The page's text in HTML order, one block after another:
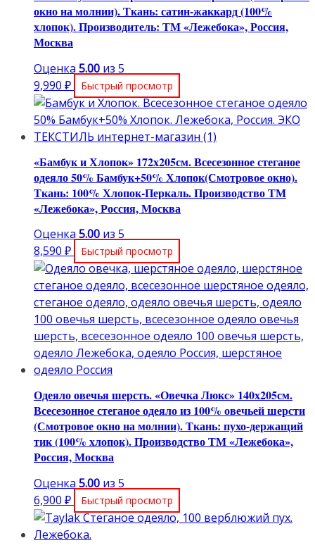
окно на молнии). Ткань: сатин-жаккард (100%
хлопок). Производитель: ТМ «Лежебока», Россия,
Москва
Оценка 5.00 из 5
9,990 ₽ Быстрый просмотр
«Бамбук и Хлопок» 172х205см. Всесезонное стеганое
одеяло 50% Бамбук+50% Хлопок(Смотровое окно).
Ткань: 100% Хлопок-Перкаль. Производство ТМ
«Лежебока», Россия, Москва
Оценка 5.00 из 5
8,590 ₽ Быстрый просмотр
Одеяло овечья шерсть. «Овечка Люкс» 140х205см.
Всесезонное стеганое одеяло из 100% овечьей шерсти
(Смотровое окно на молнии). Ткань: пухо-держащий
тик (100% хлопок). Производство ТМ «Лежебока»,
Россия, Москва
Оценка 5.00 из 5
6,900 ₽ Быстрый просмотр